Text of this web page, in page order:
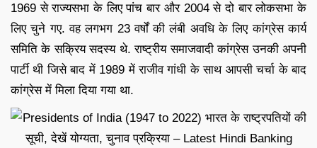
1969 से राज्यसभा के लिए पांच बार और 2004 से दो बार लोकसभा के
लिए चुने गए. वह लगभग 23 वर्षों की लंबी अवधि के लिए कांग्रेस कार्य
समिति के सक्रिय सदस्य थे. राष्ट्रीय समाजवादी कांग्रेस उनकी अपनी
पार्टी थी जिसे बाद में 1989 में राजीव गांधी के साथ आपसी चर्चा के बाद
कांग्रेस में मिला दिया गया था.